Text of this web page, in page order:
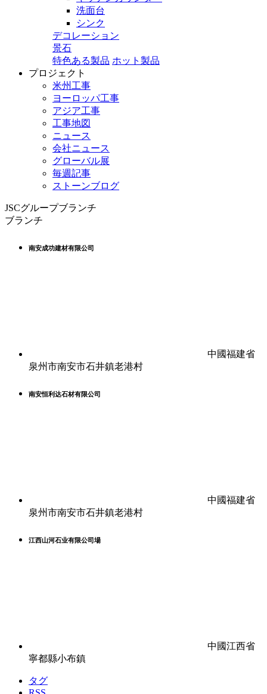
洗面台
シンク
デコレーション
景石
特色ある製品 ホット製品
プロジェクト
米州工事
ヨーロッパ工事
アジア工事
工事地図
ニュース
会社ニュース
グローバル展
毎週記事
ストーンブログ
JSCグループブランチ
ブランチ
南安成功建材有限公司
中國福建省
泉州市南安市石井鎮老港村
南安恒利达石材有限公司
中國福建省
泉州市南安市石井鎮老港村
江西山河石业有限公司場
中國江西省
寧都縣小布鎮
タグ